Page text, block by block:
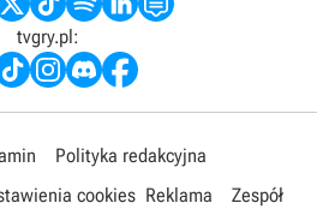
tvgry.pl:
Polityka redakcyjna
cookies Reklama
Zespół